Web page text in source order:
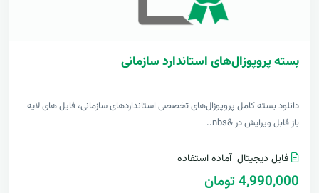
بسته پروپوزال‌های استاندارد سازمانی
دانلود بسته کامل پروپوزال‌های تخصصی استانداردهای سازمانی، فایل های لایه
باز قابل ویرایش در &nbs..
فایل دیجیتال آماده استفاده
4,990,000 تومان